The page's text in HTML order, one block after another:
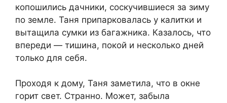
копошились дачники, соскучившиеся за зиму
по земле. Таня припарковалась у калитки и
вытащила сумки из багажника. Казалось, что
впереди — тишина, покой и несколько дней
только для себя.
Проходя к дому, Таня заметила, что в окне
горит свет. Странно. Может, забыла